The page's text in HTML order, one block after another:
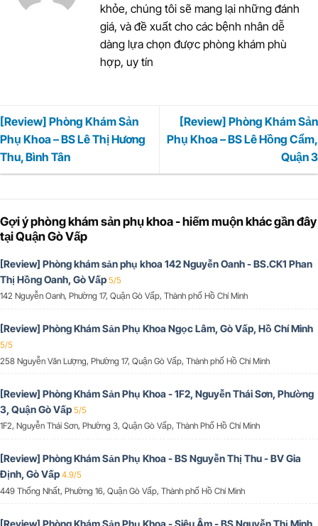
khỏe, chúng tôi sẽ mang lại những đánh
giá, và đề xuất cho các bệnh nhân dễ
dàng lựa chọn được phòng khám phù
hợp, uy tín
[Review] Phòng Khám Sản
Phụ Khoa – BS Lê Thị Hương
Thu, Bình Tân
[Review] Phòng Khám Sản
Phụ Khoa – BS Lê Hồng Cẩm,
Quận 3
Gợi ý phòng khám sản phụ khoa - hiếm muộn khác gần đây
tại Quận Gò Vấp
[Review] Phòng khám sản phụ khoa 142 Nguyễn Oanh - BS.CK1 Phan
Thị Hồng Oanh, Gò Vấp 5/5
142 Nguyễn Oanh, Phường 17, Quận Gò Vấp, Thành phố Hồ Chí Minh
[Review] Phòng Khám Sản Phụ Khoa Ngọc Lâm, Gò Vấp, Hồ Chí Minh
5/5
258 Nguyễn Văn Lượng, Phường 17, Quận Gò Vấp, Thành phố Hồ Chí Minh
[Review] Phòng Khám Sản Phụ Khoa - 1F2, Nguyễn Thái Sơn, Phường
3, Quận Gò Vấp 5/5
1F2, Nguyễn Thái Sơn, Phường 3, Quận Gò Vấp, Thành Phố Hồ Chí Minh
[Review] Phòng Khám Sản Phụ Khoa - BS Nguyễn Thị Thu - BV Gia
Định, Gò Vấp 4.9/5
449 Thống Nhất, Phường 16, Quận Gò Vấp, Thành phố Hồ Chí Minh
[Review] Phòng Khám Sản Phụ Khoa - Siêu Âm - BS Nguyễn Thị Minh